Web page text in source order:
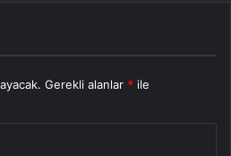
Gerekli alanlar * ile